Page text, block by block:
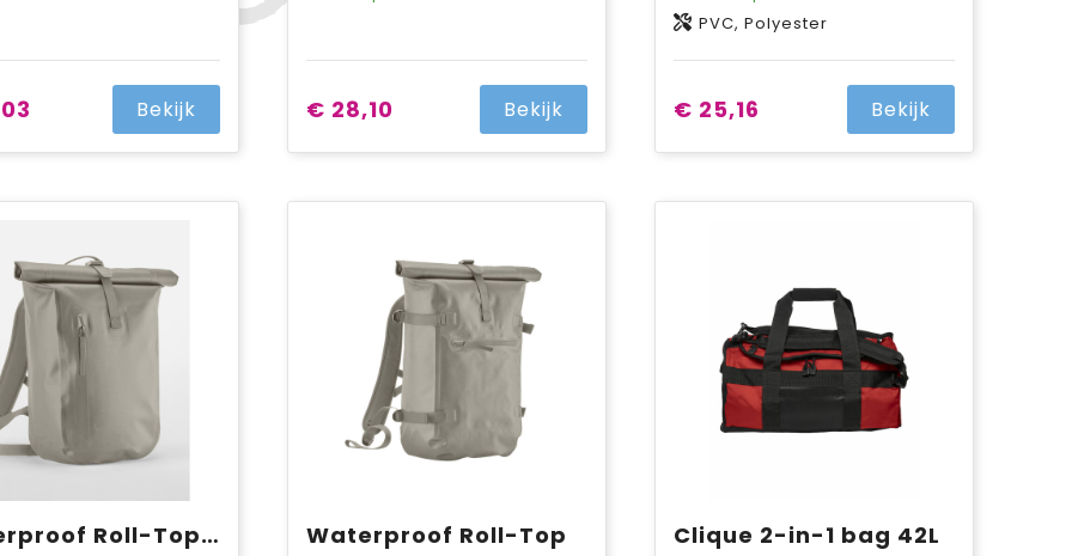
Bekijk € 28,10 Bekijk
PVC, Polyester
€ 25,16 Bekijk
Waterproof Roll-Top Lite Waterproof Roll-Top Clique 2-in-1 bag 42L